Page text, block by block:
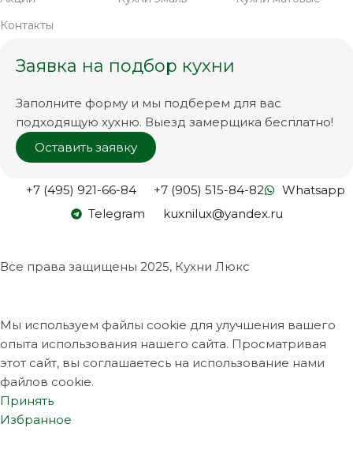
Контакты
Заявка на подбор кухни
Заполните форму и мы подберем для вас
подходящую хухню. Выезд замерщика бесплатно!
Оставить заявку
+7 (495) 921-66-84 +7 (905) 515-84-82
Whatsapp
Telegram
kuxnilux@yandex.ru
Все права защищены 2025, Кухни Люкс
Мы используем файлы cookie для улучшения вашего
опыта использования нашего сайта. Просматривая
этот сайт, вы соглашаетесь на использование нами
файлов cookie.
Принять
Избранное